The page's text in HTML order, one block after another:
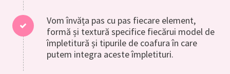
Vom învăța pas cu pas fiecare element,
formă și textură specifice fiecărui model de
împletitură și tipurile de coafura în care
putem integra aceste împletituri.